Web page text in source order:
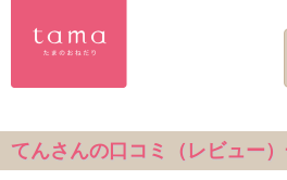
てんさんの口コミ（レビュー